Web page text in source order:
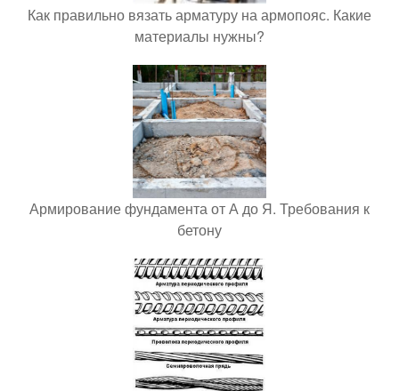
Как правильно вязать арматуру на армопояс. Какие
материалы нужны?
Армирование фундамента от А до Я. Требования к
бетону